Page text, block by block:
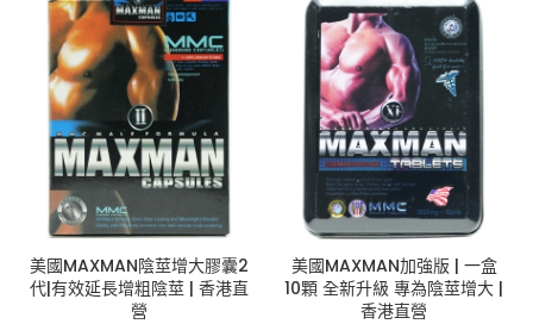
序
美國MAXMAN陰莖增大膠囊2
代|有效延長增粗陰莖 | 香港直
營
美國MAXMAN加強版 | 一盒
10顆 全新升級 專為陰莖增大 |
香港直營